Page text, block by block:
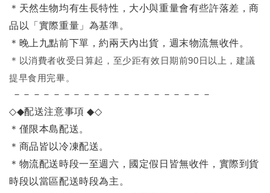
＊天然生物均有生長特性，大小與重量會有些許落差，商
品以「實際重量」為基準。
＊晚上九點前下單，約兩天內出貨，週末物流無收件。
＊ 以消費者收受日算起，至少距有效日期前90日以上，建議
提早食用完畢。
－－－－－－－－－－－－－－－－－－－－
◇◆配送注意事項◆◇
＊僅限本島配送。
＊商品皆以冷凍配送。
＊物流配送時段一至週六，國定假日皆無收件，實際到貨
時段以當區配送時段為主。